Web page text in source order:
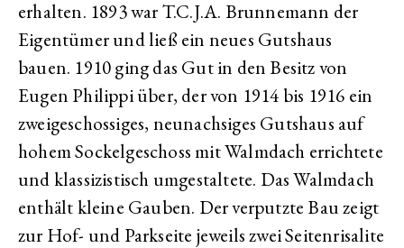
erhalten. 1893 war T.C.J.A. Brunnemann der
Eigentümer und ließ ein neues Gutshaus
bauen. 1910 ging das Gut in den Besitz von
Eugen Philippi über, der von 1914 bis 1916 ein
zweigeschossiges, neunachsiges Gutshaus auf
hohem Sockelgeschoss mit Walmdach errichtete
und klassizistisch umgestaltete. Das Walmdach
enthält kleine Gauben. Der verputzte Bau zeigt
zur Hof- und Parkseite jeweils zwei Seitenrisalite